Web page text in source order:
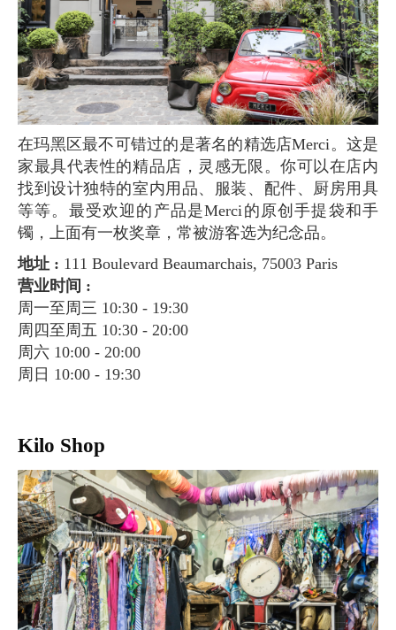
在玛黑区最不可错过的是著名的精选店Merci。这是
家最具代表性的精品店，灵感无限。你可以在店内
找到设计独特的室内用品、服装、配件、厨房用具
等等。最受欢迎的产品是Merci的原创手提袋和手
镯，上面有一枚奖章，常被游客选为纪念品。
地址 : 111 Boulevard Beaumarchais, 75003 Paris
营业时间 :
周一至周三 10:30 - 19:30
周四至周五 10:30 - 20:00
周六 10:00 - 20:00
周日 10:00 - 19:30
Kilo Shop